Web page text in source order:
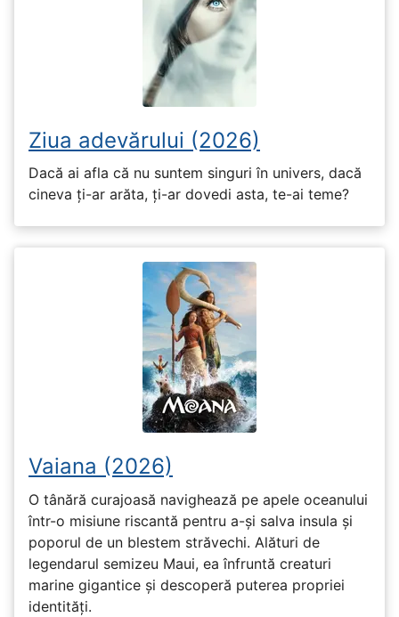
Ziua adevărului (2026)
Dacă ai afla că nu suntem singuri în univers, dacă
cineva ți-ar arăta, ți-ar dovedi asta, te-ai teme?
Vaiana (2026)
O tânără curajoasă navighează pe apele oceanului
într-o misiune riscantă pentru a-și salva insula și
poporul de un blestem străvechi. Alături de
legendarul semizeu Maui, ea înfruntă creaturi
marine gigantice și descoperă puterea propriei
identități.